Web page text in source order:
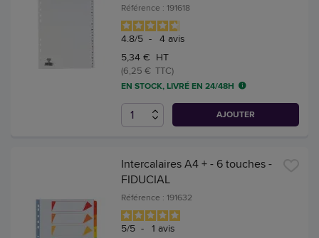
Référence : 191618
4.8/5 - 4 avis
5,34 € HT
(6,25 € TTC)
EN STOCK, LIVRÉ EN 24/48H
AJOUTER
Intercalaires A4 + - 6 touches -
FIDUCIAL
Référence : 191632
5/5 - 1 avis